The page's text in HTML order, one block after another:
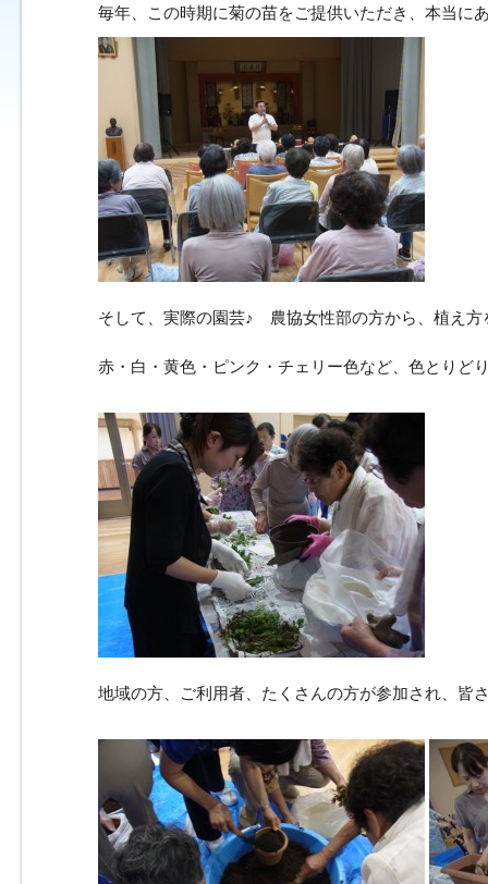
毎年、この時期に菊の苗をご提供いただき、本当に
そして、実際の園芸♪ 農協女性部の方から、植え方
赤・白・黄色・ピンク・チェリー色など、色とりど
地域の方、ご利用者、たくさんの方が参加され、皆